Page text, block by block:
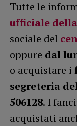
Tutte le
ufficiale
sociale del
oppure dal
o acquistare i
segreteria
506128. I
acquistati